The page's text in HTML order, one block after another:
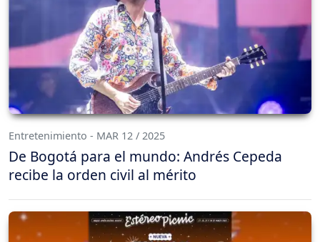
Entretenimiento - MAR 12 / 2025
De Bogotá para el mundo: Andrés Cepeda
recibe la orden civil al mérito